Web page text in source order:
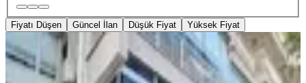
Fiyatı Düşen Güncel İlan Düşük Fiyat Yüksek Fiyat
KREDİYE
UYGUN
Konyaaltı Cad.de Satılık Deniz Gören
3+1 Gk 175 M2 Ofis